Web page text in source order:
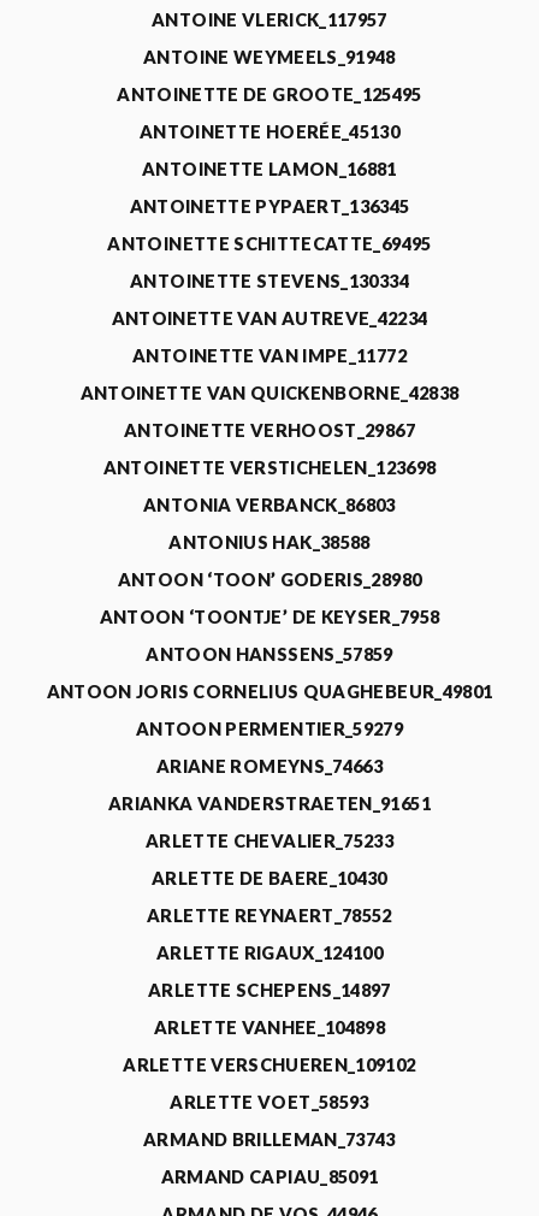
ANTOINE VLERICK_117957
ANTOINE WEYMEELS_91948
ANTOINETTE DE GROOTE_125495
ANTOINETTE HOERÉE_45130
ANTOINETTE LAMON_16881
ANTOINETTE PYPAERT_136345
ANTOINETTE SCHITTECATTE_69495
ANTOINETTE STEVENS_130334
ANTOINETTE VAN AUTREVE_42234
ANTOINETTE VAN IMPE_11772
ANTOINETTE VAN QUICKENBORNE_42838
ANTOINETTE VERHOOST_29867
ANTOINETTE VERSTICHELEN_123698
ANTONIA VERBANCK_86803
ANTONIUS HAK_38588
ANTOON ‘TOON’ GODERIS_28980
ANTOON ‘TOONTJE’ DE KEYSER_7958
ANTOON HANSSENS_57859
ANTOON JORIS CORNELIUS QUAGHEBEUR_49801
ANTOON PERMENTIER_59279
ARIANE ROMEYNS_74663
ARIANKA VANDERSTRAETEN_91651
ARLETTE CHEVALIER_75233
ARLETTE DE BAERE_10430
ARLETTE REYNAERT_78552
ARLETTE RIGAUX_124100
ARLETTE SCHEPENS_14897
ARLETTE VANHEE_104898
ARLETTE VERSCHUEREN_109102
ARLETTE VOET_58593
ARMAND BRILLEMAN_73743
ARMAND CAPIAU_85091